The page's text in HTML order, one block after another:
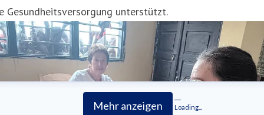
Gesundheitsversorgung unterstützt.
Mehr anzeigen Loading...